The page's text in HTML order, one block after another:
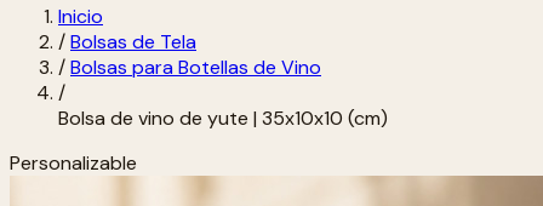
Inicio
/Bolsas de Tela
/Bolsas para Botellas de Vino
/
Bolsa de vino de yute | 35x10x10 (cm)
Personalizable